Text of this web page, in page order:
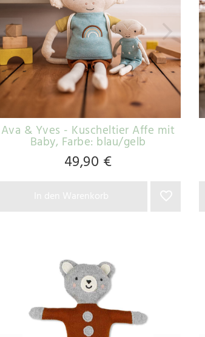
Ava & Yves - Kuscheltier Affe mit
Baby, Farbe: blau/gelb
49,90 €